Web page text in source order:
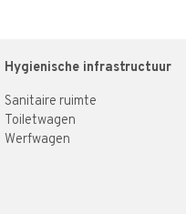
Hygienische infrastructuur
Sanitaire ruimte
Toiletwagen
Werfwagen